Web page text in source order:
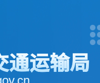
通运输局